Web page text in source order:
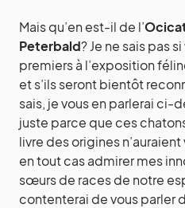
Mais qu’en est-il de l’
Peterbald? Je ne sais pas
premiers à l’exposition
et s’ils seront bientôt
sais, je vous en parlerai ci-
juste parce que ces
livre des origines
en tout cas admirer mes
sœurs de races de notre
contenterai de vous parler